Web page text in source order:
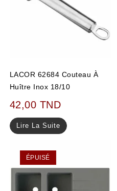
LACOR 62684 Couteau À
Huître Inox 18/10
42,00 TND
Lire La Suite
ÉPUISÉ